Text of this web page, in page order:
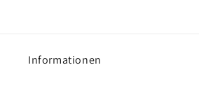
Informationen